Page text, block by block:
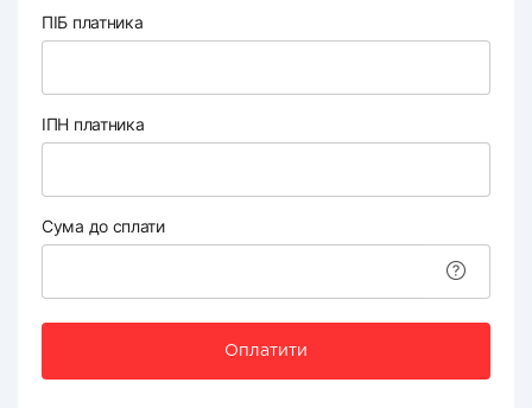
ПІБ платника
ІПН платника
Сума до сплати
Оплатити